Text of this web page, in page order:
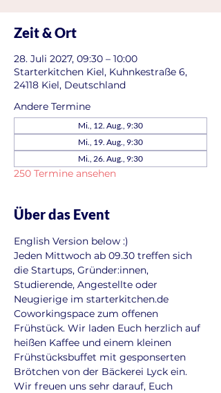
Zeit & Ort
28. Juli 2027, 09:30 – 10:00
Starterkitchen Kiel, Kuhnkestraße 6,
24118 Kiel, Deutschland
Andere Termine
Mi., 12. Aug., 9:30
Mi., 19. Aug., 9:30
Mi., 26. Aug., 9:30
250 Termine ansehen
Über das Event
English Version below :)
Jeden Mittwoch ab 09.30 treffen sich
die Startups, Gründer:innen,
Studierende, Angestellte oder
Neugierige im starterkitchen.de
Coworkingspace zum offenen
Frühstück. Wir laden Euch herzlich auf
heißen Kaffee und einem kleinen
Frühstücksbuffet mit gesponserten
Brötchen von der Bäckerei Lyck ein.
Wir freuen uns sehr darauf, Euch